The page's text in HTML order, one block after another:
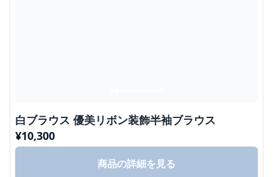
白ブラウス 優美リボン装飾半袖ブラウス
¥10,300
商品の詳細を見る